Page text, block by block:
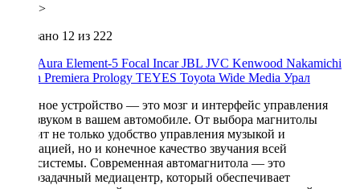
>
Показано 12 из 222
Aura Element-5 Focal Incar JBL JVC Kenwood Nakamichi
Nissan Premiera Prology TEYES Toyota Wide Media Урал
Головное устройство — это мозг и интерфейс управления
всем звуком в вашем автомобиле. От выбора магнитолы
зависит не только удобство управления музыкой и
навигацией, но и конечное качество звучания всей
аудиосистемы. Современная автомагнитола — это
многозадачный медиацентр, который обеспечивает